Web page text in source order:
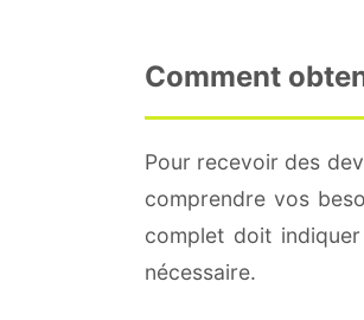
Comment
Pour recevoir des
comprendre vos
complet doit
nécessaire.